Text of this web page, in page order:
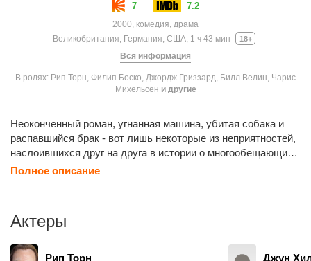
7 7.2
2000, комедия, драма
Великобритания, Германия, США, 1 ч 43 мин
18+
Вся информация
В ролях: Рип Торн, Филип Боско, Джордж Гриззард, Билл Велин, Чарис
Михельсен и другие
Неоконченный роман, угнанная машина, убитая собака и
распавшийся брак - вот лишь некоторые из неприятностей,
наслоившихся друг на друга в истории о многообещающих
начинаниях, которые пошли наперекосяк. Во время одного
студент, его эксцентричный издатель, замужняя женщина -
студентка-практикантка.
Полное описание
Актеры
Рип Торн Джун